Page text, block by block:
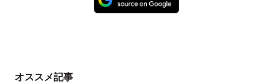
オススメ記事